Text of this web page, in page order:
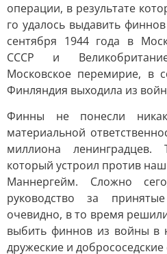
операции, в результате
го удалось выдавить
сентября 1944 года в
СССР и
Московское перемирие, в
Финляндия выходила из
Финны не понесли
материальной
миллиона
который устроил против
Маннергейм. Сложно
руководство за
очевидно, в то время
выбить финнов из войны в
дружеские и